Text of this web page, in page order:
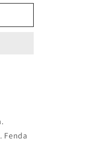
Fenda